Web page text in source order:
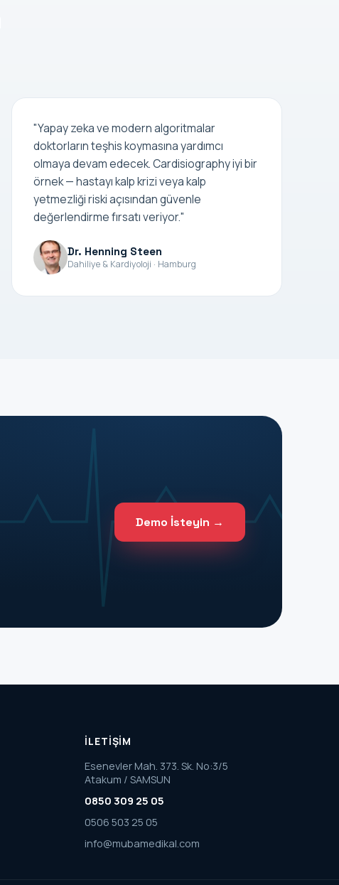
"Yapay zeka ve modern algoritmalar
doktorların teşhis koymasına yardımcı
olmaya devam edecek. Cardisiography iyi bir
örnek — hastayı kalp krizi veya kalp
yetmezliği riski açısından güvenle
değerlendirme fırsatı veriyor."
Dr. Henning Steen
Dahiliye & Kardiyoloji · Hamburg
Demo İsteyin →
İLETİŞİM
Esenevler Mah. 373. Sk. No:3/5
Atakum / SAMSUN
0850 309 25 05
0506 503 25 05
info@mubamedikal.com